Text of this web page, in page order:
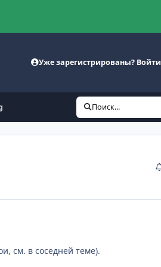
Уже зарегистрированы? Войти
Поиск...
см. в соседней теме).